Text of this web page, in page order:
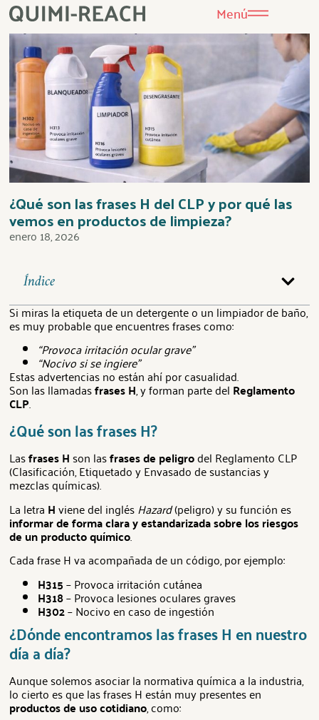
Menú
¿Qué son las frases H del CLP y por qué las
vemos en productos de limpieza?
enero 18, 2026
Índice
Si miras la etiqueta de un detergente o un limpiador de baño,
es muy probable que encuentres frases como:
“Provoca irritación ocular grave”
“Nocivo si se ingiere”
Estas advertencias no están ahí por casualidad.
Son las llamadasfrases H, y forman parte del Reglamento
CLP.
¿Qué son las frases H?
Lasfrases Hson lasfrases de peligrodel Reglamento CLP
(Clasificación, Etiquetado y Envasado de sustancias y
mezclas químicas).
La letra Hviene del inglésHazard(peligro) y su función es
informar de forma clara y estandarizada sobre los riesgos
de un producto químico.
Cada frase H va acompañada de un código, por ejemplo:
H315– Provoca irritación cutánea
H318– Provoca lesiones oculares graves
H302– Nocivo en caso de ingestión
¿Dónde encontramos las frases H en nuestro
día a día?
Aunque solemos asociar la normativa química a la industria,
lo cierto es que las frases H están muy presentes en
productos de uso cotidiano, como: